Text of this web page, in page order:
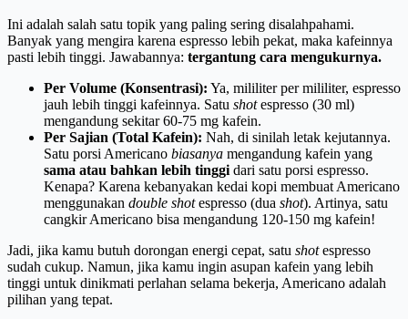
Ini adalah salah satu topik yang paling sering disalahpahami.
Banyak yang mengira karena espresso lebih pekat, maka kafeinnya
pasti lebih tinggi. Jawabannya: tergantung cara mengukurnya.
Per Volume (Konsentrasi): Ya, mililiter per mililiter, espresso
jauh lebih tinggi kafeinnya. Satu shotespresso (30 ml)
mengandung sekitar 60-75 mg kafein.
Per Sajian (Total Kafein): Nah, di sinilah letak kejutannya.
Satu porsi Americano biasanya mengandung kafein yang
sama atau bahkan lebih tinggi dari satu porsi espresso.
Kenapa? Karena kebanyakan kedai kopi membuat Americano
menggunakan double shotespresso (dua shot). Artinya, satu
cangkir Americano bisa mengandung 120-150 mg kafein!
Jadi, jika kamu butuh dorongan energi cepat, satu shotespresso
sudah cukup. Namun, jika kamu ingin asupan kafein yang lebih
tinggi untuk dinikmati perlahan selama bekerja, Americano adalah
pilihan yang tepat.